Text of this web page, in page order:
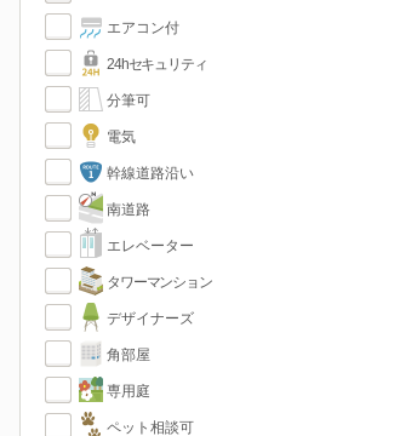
エアコン付
24hセキュリティ
分筆可
電気
幹線道路沿い
南道路
エレベーター
タワーマンション
デザイナーズ
角部屋
専用庭
ペット相談可